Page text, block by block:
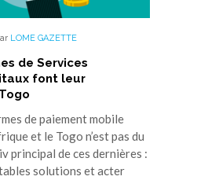
LOME GAZETTE
de Services
font leur
de paiement mobile
et le Togo n’est pas du
principal de ces dernières :
solutions et acter